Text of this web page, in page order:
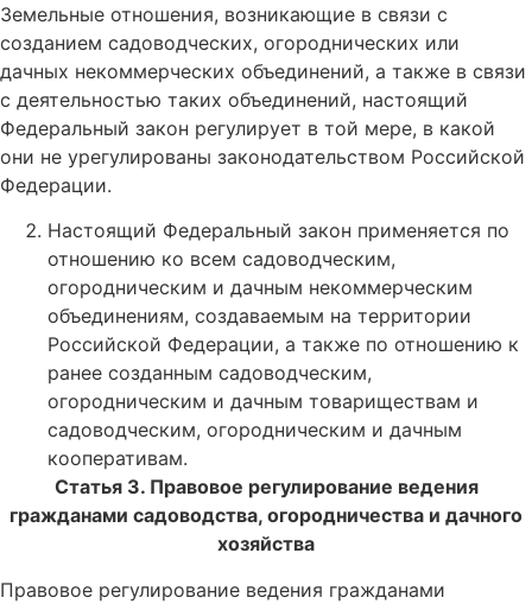
Земельные отношения, возникающие в связи с
созданием садоводческих, огороднических или
дачных некоммерческих объединений, а также в связи
с деятельностью таких объединений, настоящий
Федеральный закон регулирует в той мере, в какой
они не урегулированы законодательством Российской
Федерации.
Настоящий Федеральный закон применяется по
отношению ко всем садоводческим,
огородническим и дачным некоммерческим
объединениям, создаваемым на территории
Российской Федерации, а также по отношению к
ранее созданным садоводческим,
огородническим и дачным товариществам и
садоводческим, огородническим и дачным
кооперативам.
Статья 3. Правовое регулирование ведения
гражданами садоводства, огородничества и дачного
хозяйства
Правовое регулирование ведения гражданами